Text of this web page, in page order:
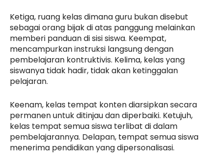
Ketiga, ruang kelas dimana guru bukan disebut
sebagai orang bijak di atas panggung melainkan
memberi panduan di sisi siswa. Keempat,
mencampurkan instruksi langsung dengan
pembelajaran kontruktivis. Kelima, kelas yang
siswanya tidak hadir, tidak akan ketinggalan
pelajaran.
Keenam, kelas tempat konten diarsipkan secara
permanen untuk ditinjau dan diperbaiki. Ketujuh,
kelas tempat semua siswa terlibat di dalam
pembelajarannya. Delapan, tempat semua siswa
menerima pendidikan yang dipersonalisasi.